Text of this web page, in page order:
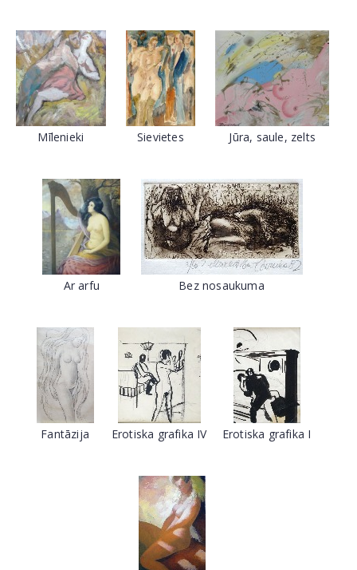
Mīlenieki Sievietes Jūra, saule, zelts
Ar arfu Bez nosaukuma
Fantāzija Erotiska grafika IV Erotiska grafika I